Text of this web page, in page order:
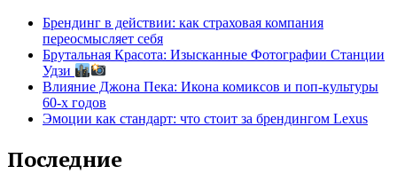
Брендинг в действии: как страховая компания
переосмысляет себя
Брутальная Красота: Изысканные Фотографии Станции
Удзи
Влияние Джона Пека: Икона комиксов и поп-культуры
60-х годов
Эмоции как стандарт: что стоит за брендингом Lexus
Последние